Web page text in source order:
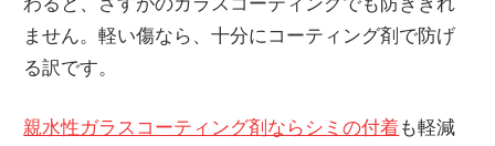
ません。軽い傷なら、十分にコーティング剤で防げ
る訳です。
親水性ガラスコーティング剤ならシミの付着も軽減